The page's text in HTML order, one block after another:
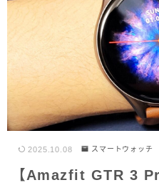
2025.10.08 スマートウォッチ
【Amazfit GTR 3